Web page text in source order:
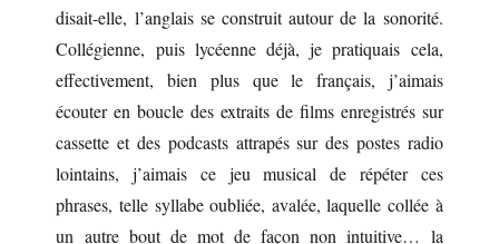
disait-elle, l’anglais se construit autour de la sonorité.
Collégienne, puis lycéenne déjà, je pratiquais cela,
effectivement, bien plus que le français, j’aimais
écouter en boucle des extraits de films enregistrés sur
cassette et des podcasts attrapés sur des postes radio
lointains, j’aimais ce jeu musical de répéter ces
phrases, telle syllabe oubliée, avalée, laquelle collée à
un autre bout de mot de façon non intuitive… la